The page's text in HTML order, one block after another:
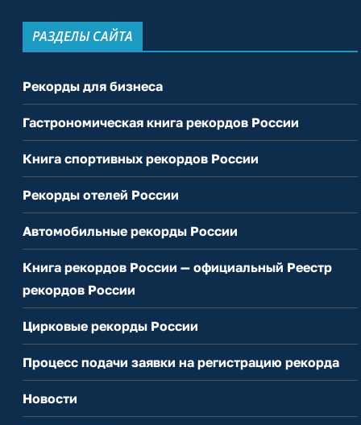
РАЗДЕЛЫ САЙТА
Рекорды для бизнеса
Гастрономическая книга рекордов России
Книга спортивных рекордов России
Рекорды отелей России
Автомобильные рекорды России
Книга рекордов России — официальный Реестр
рекордов России
Цирковые рекорды России
Процесс подачи заявки на регистрацию рекорда
Новости